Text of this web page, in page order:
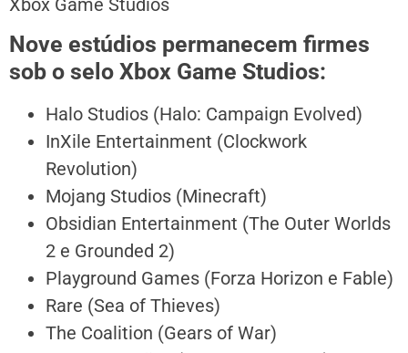
Xbox Game Studios
Nove estúdios permanecem firmes
sob o selo Xbox Game Studios:
Halo Studios (Halo: Campaign Evolved)
InXile Entertainment (Clockwork
Revolution)
Mojang Studios (Minecraft)
Obsidian Entertainment (The Outer Worlds
2 e Grounded 2)
Playground Games (Forza Horizon e Fable)
Rare (Sea of Thieves)
The Coalition (Gears of War)